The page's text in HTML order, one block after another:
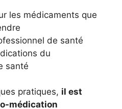
les médicaments que
de santé
du
santé
pratiques, il est
médication